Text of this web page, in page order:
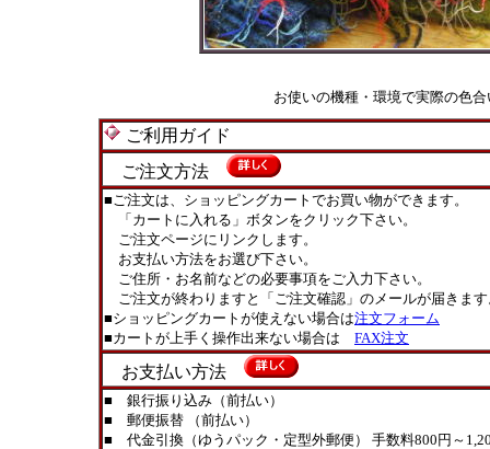
お使いの機種・環境で実際の色
ご利用ガイド
ご注文方法
■ご注文は、ショッピングカートでお買い物ができます。
「カートに入れる」ボタンをクリック下さい。
ご注文ページにリンクします。
お支払い方法をお選び下さい。
ご住所・お名前などの必要事項をご入力下さい。
ご注文が終わりますと「ご注文確認」のメールが届きま
■ショッピングカートが使えない場合は注文フォーム
■カートが上手く操作出来ない場合は FAX注文
お支払い方法
■ 銀行振り込み（前払い）
■ 郵便振替 （前払い）
■ 代金引換（ゆうパック・定型外郵便） 手数料800円～